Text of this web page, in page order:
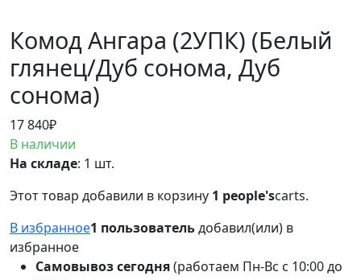
Комод Ангара (2УПК) (Белый
глянец/Дуб сонома, Дуб
сонома)
17 840₽
В наличии
На складе: 1 шт.
Этот товар добавили в корзину 1 people'scarts.
В избранное1 пользовательдобавил(или) в
избранное
Самовывоз сегодня(работаем Пн-Вс с 10:00 до